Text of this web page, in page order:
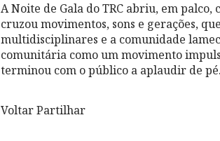
A Noite de Gala do TRC abriu, em
cruzou movimentos, sons e gerações,
multidisciplinares e a comunidade
comunitária como um movimento
terminou com o público a aplaudir de
Voltar Partilhar